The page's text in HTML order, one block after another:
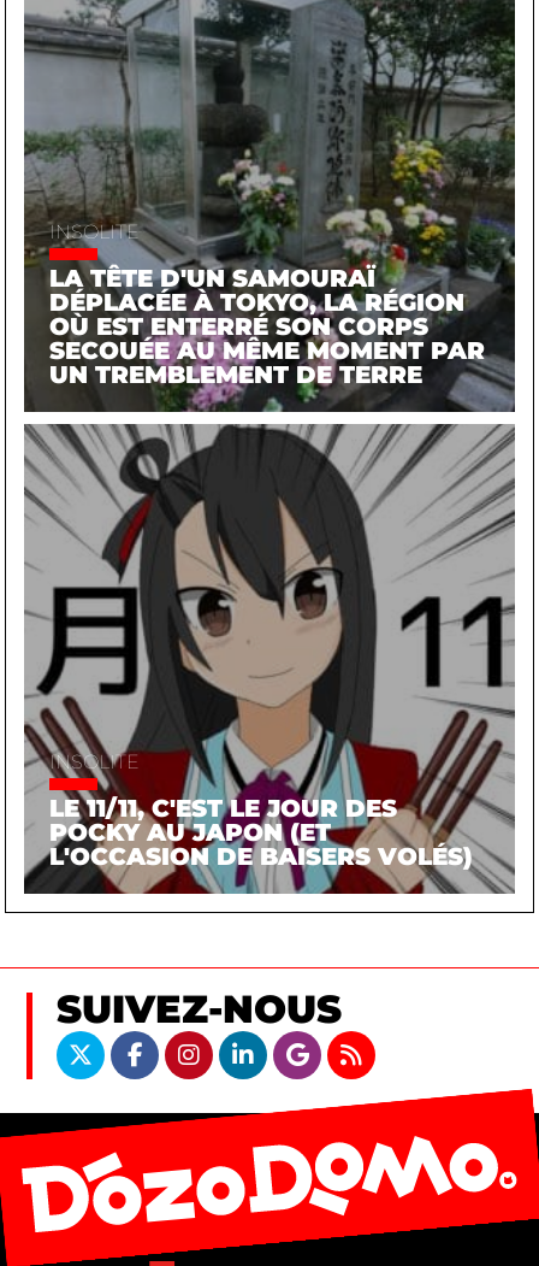
INSOLITE
LA TÊTE D'UN SAMOURAÏ
DÉPLACÉE À TOKYO, LA RÉGION
OÙ EST ENTERRÉ SON CORPS
SECOUÉE AU MÊME MOMENT PAR
UN TREMBLEMENT DE TERRE
INSOLITE
LE 11/11, C'EST LE JOUR DES
POCKY AU JAPON (ET
L'OCCASION DE BAISERS VOLÉS)
SUIVEZ-NOUS